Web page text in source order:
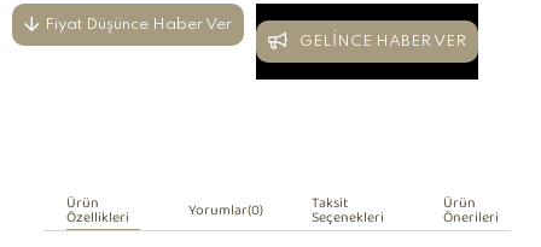
Fiyat Düşünce Haber Ver
GELINCE HABER VER
Ürün
Özellikleri Yorumlar(0) Taksit
Seçenekleri Ürün
Önerileri